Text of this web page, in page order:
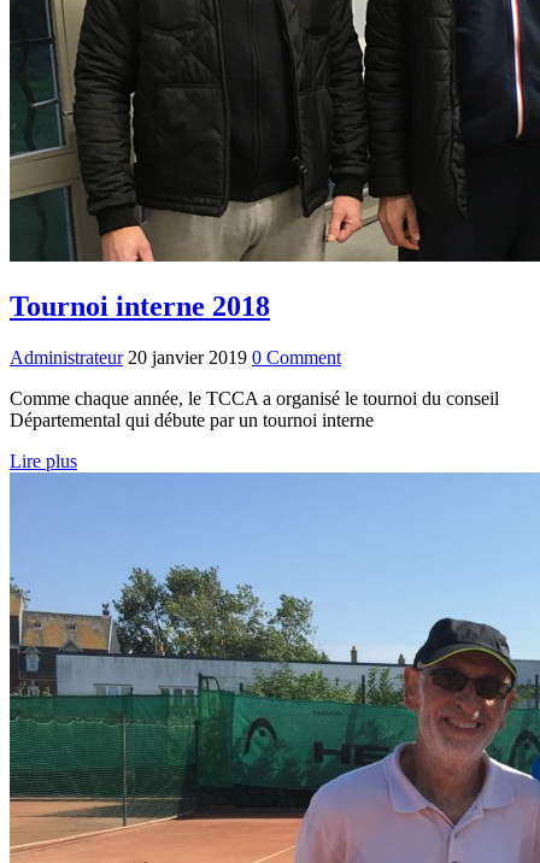
Tournoi interne 2018
Administrateur 20 janvier 2019 0 Comment
Comme chaque année, le TCCA a organisé le tournoi du conseil
Départemental qui débute par un tournoi interne
Lire plus